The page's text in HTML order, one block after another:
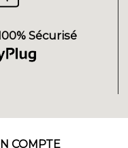
Sécurisé
COMPTE